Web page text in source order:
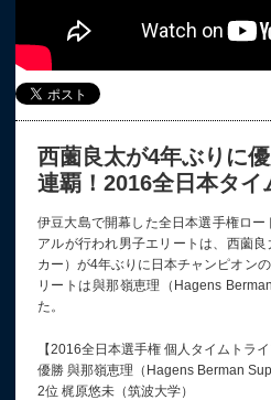
西薗良太が4年ぶりに
連覇！2016全日本タイ
伊豆大島で開幕した全日本選手権ロ
アルが行われ男子エリートは、西薗
カー）が4年ぶりに日本チャンピオン
リートは與那嶺恵理（Hagens
た。
【2016全日本選手権 個人タイムトラ
優勝 與那嶺恵理（Hagens Berman
2位 梶原悠未（筑波大